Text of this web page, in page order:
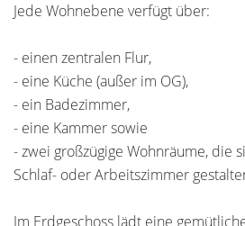
Jede Wohnebene verfügt über:
- einen zentralen Flur,
- eine Küche (außer im OG),
- ein Badezimmer,
- eine Kammer sowie
- zwei großzügige Wohnräume, die
Schlaf- oder Arbeitszimmer
Im Erdgeschoss lädt eine